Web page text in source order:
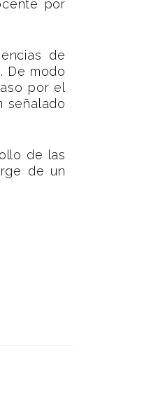
por
de
De modo
por el
señalado
de las
de un